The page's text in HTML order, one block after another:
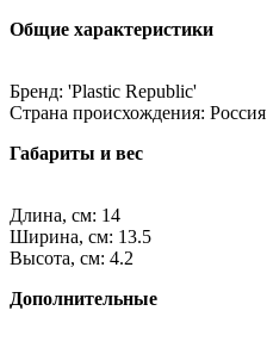
Общие характеристики
Бренд: 'Plastic Republic'
Страна происхождения: Россия
Габариты и вес
Длина, см: 14
Ширина, см: 13.5
Высота, см: 4.2
Дополнительные